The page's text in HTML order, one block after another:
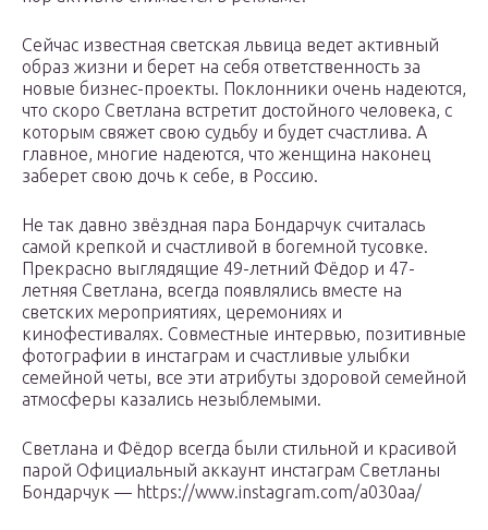
Сейчас известная светская львица ведет активный
образ жизни и берет на себя ответственность за
новые бизнес-проекты. Поклонники очень надеются,
что скоро Светлана встретит достойного человека, с
которым свяжет свою судьбу и будет счастлива. А
главное, многие надеются, что женщина наконец
заберет свою дочь к себе, в Россию.
Не так давно звёздная пара Бондарчук считалась
самой крепкой и счастливой в богемной тусовке.
Прекрасно выглядящие 49-летний Фёдор и 47-
летняя Светлана, всегда появлялись вместе на
светских мероприятиях, церемониях и
кинофестивалях. Совместные интервью, позитивные
фотографии в инстаграм и счастливые улыбки
семейной четы, все эти атрибуты здоровой семейной
атмосферы казались незыблемыми.
Светлана и Фёдор всегда были стильной и красивой
парой Официальный аккаунт инстаграм Светланы
Бондарчук — https://www.instagram.com/a030aa/